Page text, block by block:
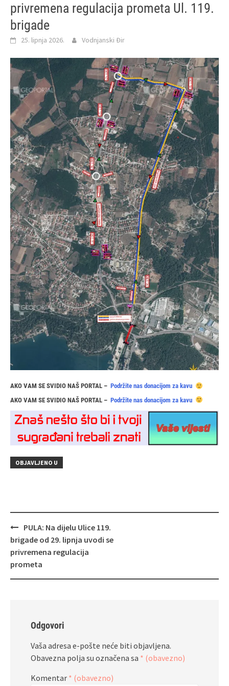
privremena regulacija prometa Ul. 119.
brigade
25. lipnja 2026. Vodnjanski Đir
AKO VAM SE SVIDIO NAŠ PORTAL – Podržite nas donacijom za kavu
AKO VAM SE SVIDIO NAŠ PORTAL – Podržite nas donacijom za kavu
OBJAVLJENO U
Navigacija
objava
PULA: Na dijelu Ulice 119.
brigade od 29. lipnja uvodi se
privremena regulacija
prometa
Odgovori
Vaša adresa e-pošte neće biti objavljena.
Obavezna polja su označena sa * (obavezno)
Komentar * (obavezno)